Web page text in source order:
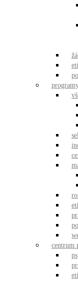
centrum